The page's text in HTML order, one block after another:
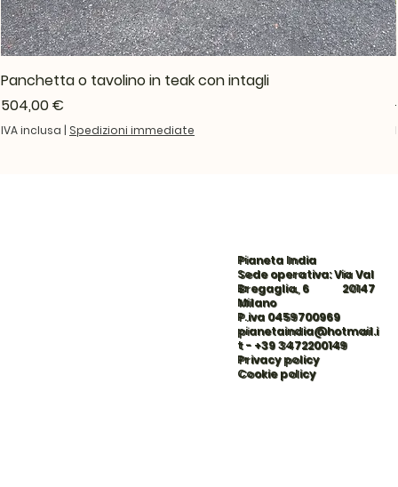
Panchetta o tavolino in teak con intagli
Prezzo
504,00 €
IVA inclusa | Spedizioni immediate
Pianeta India
Sede operativa: Via Val
Bregaglia, 6 20147
Milano
P.iva 0459700969
pianetaindia@hotmail.i
t- +39 3472200149
Privacy policy
Cookie policy